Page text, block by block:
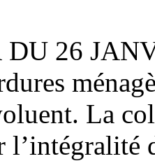
26
La
l’intégralité